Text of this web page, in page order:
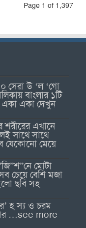
Page 1 of 1,397
সেরা উ ‘ল ‘গো
বাংলার ১টি
একা একা দেখুন
শরীরের এখানে
সাথে সাথে
যেকোনো মেয়ে
মোটা
চেয়ে বেশি মজা
ছবি সহ
হ স্য ও চরম
…see more